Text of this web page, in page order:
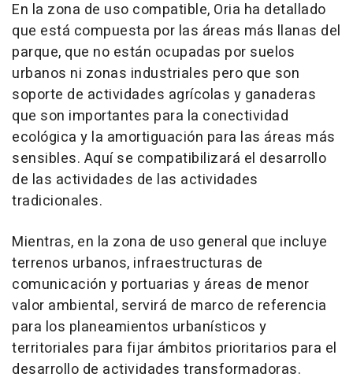
En la zona de uso compatible, Oria ha detallado
que está compuesta por las áreas más llanas del
parque, que no están ocupadas por suelos
urbanos ni zonas industriales pero que son
soporte de actividades agrícolas y ganaderas
que son importantes para la conectividad
ecológica y la amortiguación para las áreas más
sensibles. Aquí se compatibilizará el desarrollo
de las actividades de las actividades
tradicionales.
Mientras, en la zona de uso general que incluye
terrenos urbanos, infraestructuras de
comunicación y portuarias y áreas de menor
valor ambiental, servirá de marco de referencia
para los planeamientos urbanísticos y
territoriales para fijar ámbitos prioritarios para el
desarrollo de actividades transformadoras.